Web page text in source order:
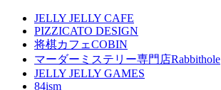
JELLY JELLY CAFE
PIZZICATO DESIGN
将棋カフェCOBIN
マーダーミステリー専門店Rabbithole
JELLY JELLY GAMES
84ism